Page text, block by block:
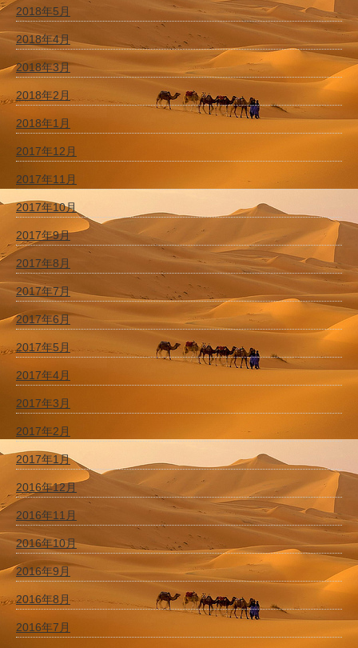
2018年5月
2018年4月
2018年3月
2018年2月
2018年1月
2017年12月
2017年11月
2017年10月
2017年9月
2017年8月
2017年7月
2017年6月
2017年5月
2017年4月
2017年3月
2017年2月
2017年1月
2016年12月
2016年11月
2016年10月
2016年9月
2016年8月
2016年7月